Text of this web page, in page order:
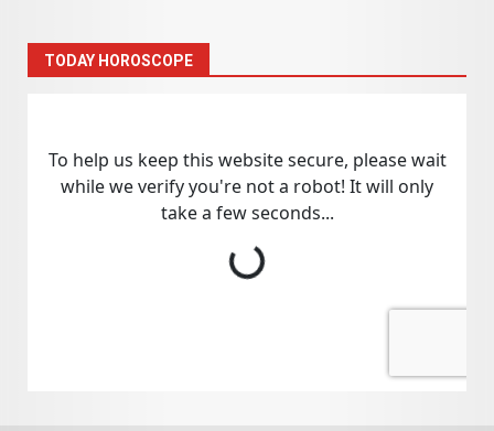
TODAY HOROSCOPE